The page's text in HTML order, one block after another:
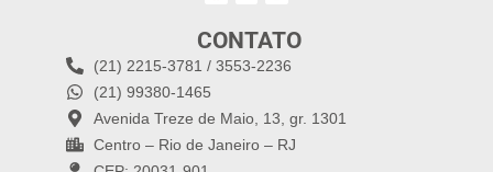
CONTATO
(21) 2215-3781 / 3553-2236
(21) 99380-1465
Avenida Treze de Maio, 13, gr. 1301
Centro – Rio de Janeiro – RJ